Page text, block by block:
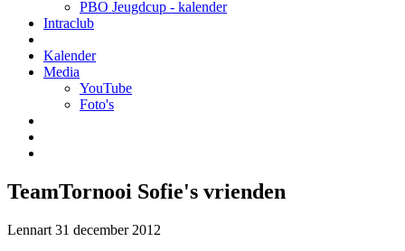
PBO Jeugdcup - kalender
Intraclub
Kalender
Media
YouTube
Foto's
TeamTornooi Sofie's vrienden
Lennart 31 december 2012